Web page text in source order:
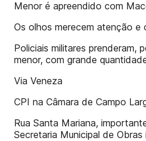
Menor é apreendido com
Os olhos merecem atenção
Policiais militares prenderam,
menor, com grande
Via Veneza
CPI na Câmara de Campo
Rua Santa Mariana,
Secretaria Municipal de